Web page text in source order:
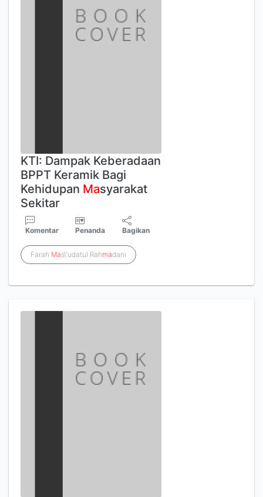
KTI: Dampak Keberadaan
BPPT Keramik Bagi
Kehidupan Masyarakat
Sekitar
Komentar Penanda Bagikan
Farah Mas\'udatul Rahmadani